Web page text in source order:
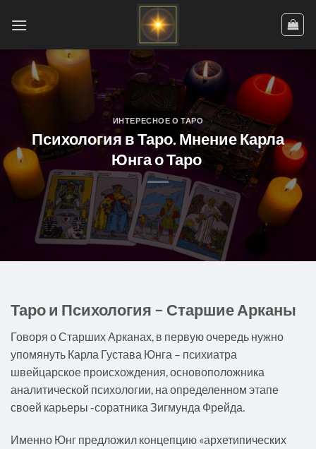
ИНТЕРЕСНОЕ О ТАРО
Психология в Таро. Мнение Карла
Юнга о Таро
Таро и Психология – Старшие Арканы
Говоря о Старших Арканах, в первую очередь нужно
упомянуть Карла Густава Юнга – психиатра
швейцарское происхождения, основоположника
аналитической психологии, на определенном этапе
своей карьеры -соратника Зигмунда Фрейда.
Именно Юнг предложил концепцию «архетипических